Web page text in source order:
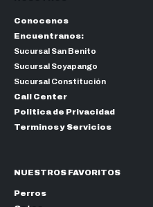
Conocenos
Encuentranos:
Sucursal San Benito
Sucursal Soyapango
Sucursal Constitución
Call Center
Politica de Privacidad
Terminos y Servicios
NUESTROS FAVORITOS
Perros